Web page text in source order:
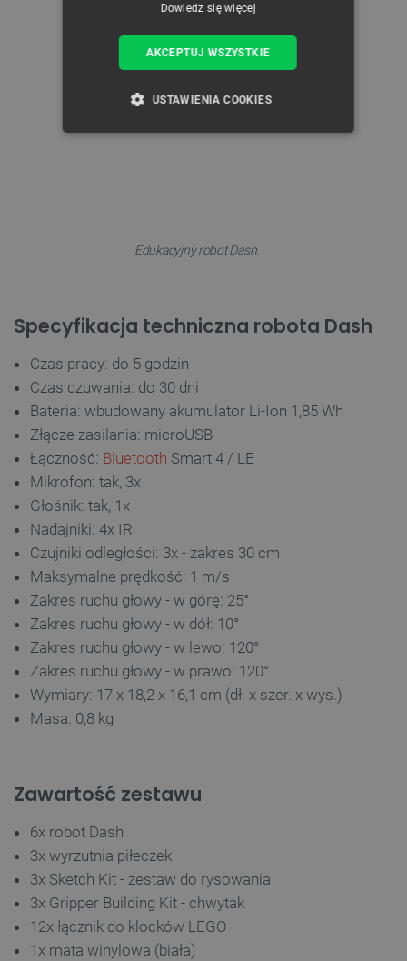
Edukacyjny robot Dash.
Specyfikacja techniczna robota Dash
Czas pracy: do 5 godzin
Czas czuwania: do 30 dni
Bateria: wbudowany akumulator Li-Ion 1,85 Wh
Złącze zasilania: microUSB
Łączność: Bluetooth Smart 4 / LE
Mikrofon: tak, 3x
Głośnik: tak, 1x
Nadajniki: 4x IR
Czujniki odległości: 3x - zakres 30 cm
Maksymalne prędkość: 1 m/s
Zakres ruchu głowy - w górę: 25°
Zakres ruchu głowy - w dół: 10°
Zakres ruchu głowy - w lewo: 120°
Zakres ruchu głowy - w prawo: 120°
Wymiary: 17 x 18,2 x 16,1 cm (dł. x szer. x wys.)
Masa: 0,8 kg
Zawartość zestawu
6x robot Dash
3x wyrzutnia piłeczek
3x Sketch Kit - zestaw do rysowania
3x Gripper Building Kit - chwytak
12x łącznik do klocków LEGO
1x mata winylowa (biała)
Dowiedz się więcej
AKCEPTUJ WSZYSTKIE
USTAWIENIA COOKIES
Funkcjonalność
Niezbędne pliki cookie umożliwiają korzystanie z
podstawowych funkcji strony internetowej, takich
Bez niezbędnych plików cookie nie można
prawidłowo korzystać ze strony internetowej.
Nazwa
_lb